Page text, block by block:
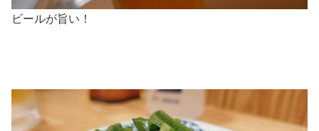
ビールが旨い！